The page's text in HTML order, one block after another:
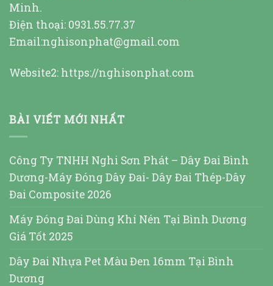
Minh.
Điện thoại: 0931.55.77.37
Email:nghisonphat@gmail.com
Website2: https://nghisonphat.com
BÀI VIẾT MỚI NHẤT
Công Ty TNHH Nghi Sơn Phát – Dây Đai Bình
Dương-Máy Đóng Dây Đai- Dây Đai Thép-Dây
Đai Composite 2026
Máy Đóng Đai Dùng Khí Nén Tại Bình Dương
Giá Tốt 2025
Dây Đai Nhựa Pet Màu Đen 16mm Tại Bình
Dương